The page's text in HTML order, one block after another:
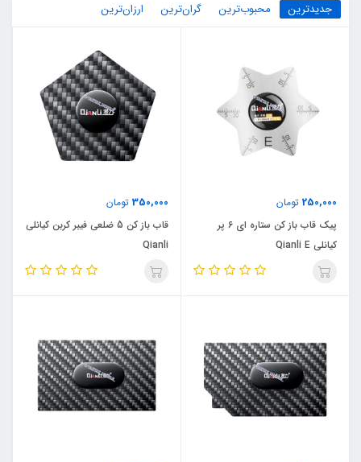
جدیدترین محبوب‌ترین گران‌ترین ارزان‌ترین
250,000 تومان
پیک قاب باز کن ستاره ای 6 پر
کیانلی Qianli E
350,000 تومان
قاب باز کن 5 ضلعی فیبر کربن کیانلی
Qianli